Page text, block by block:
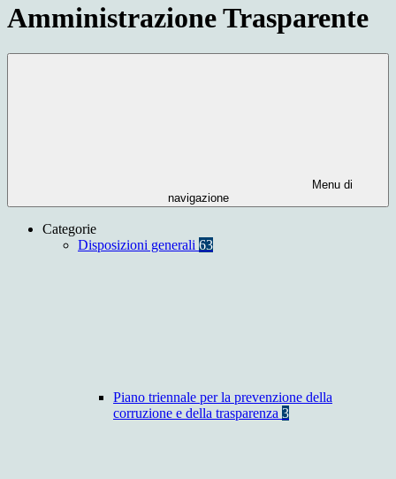
Amministrazione Trasparente
Menu di
navigazione
Categorie
Disposizioni generali 63
Piano triennale per la prevenzione della
corruzione e della trasparenza 3